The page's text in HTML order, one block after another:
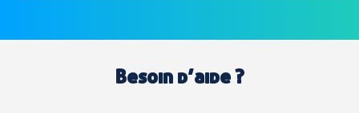
Besoin d’aide ?